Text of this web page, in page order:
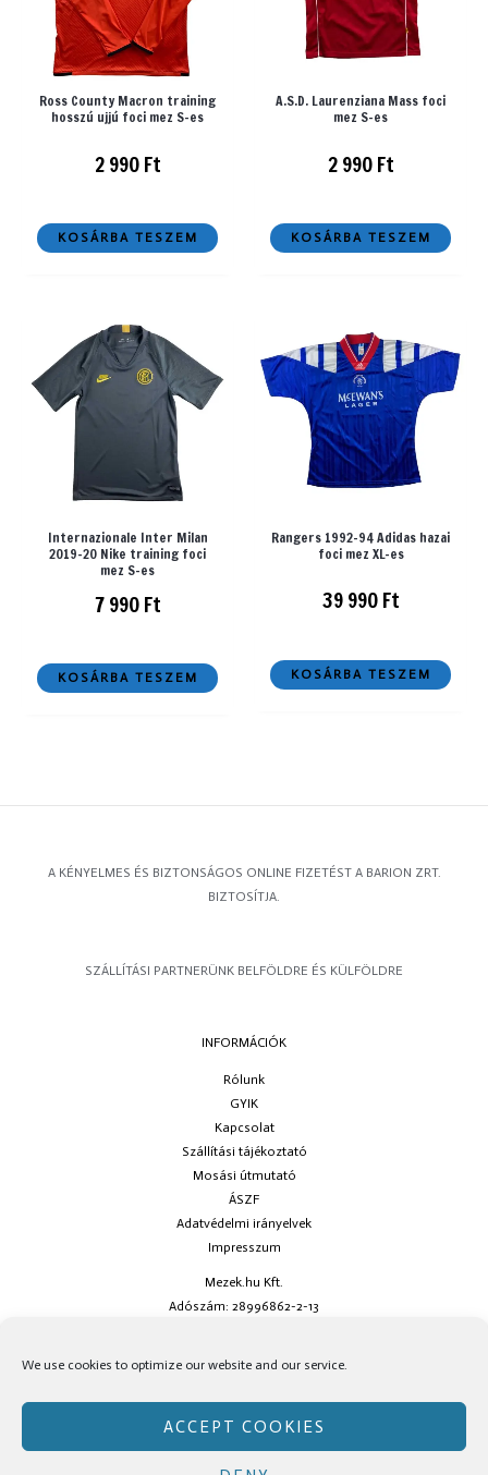
We use cookies to optimize our website and our service.
ACCEPT COOKIES
Ross County Macron training
hosszú ujjú foci mez S-es
2 990Ft
KOSÁRBA TESZEM
A.S.D. Laurenziana Mass foci
mez S-es
2 990Ft
KOSÁRBA TESZEM
Internazionale Inter Milan
2019-20 Nike training foci
mez S-es
7 990Ft
KOSÁRBA TESZEM
Rangers 1992-94 Adidas hazai
foci mez XL-es
39 990Ft
KOSÁRBA TESZEM
A KÉNYELMES ÉS BIZTONSÁGOS ONLINE FIZETÉST A BARION ZRT.
BIZTOSÍTJA.
SZÁLLÍTÁSI PARTNERÜNK BELFÖLDRE ÉS KÜLFÖLDRE
INFORMÁCIÓK
Rólunk
GYIK
Kapcsolat
Szállítási tájékoztató
Mosási útmutató
ÁSZF
Adatvédelmi irányelvek
Impresszum
Mezek.hu Kft.
Adószám: 28996862-2-13
social oldalainkon!